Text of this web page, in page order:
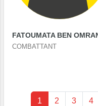
FATOUMATA BEN
COMBATTANT
1 2 3 4